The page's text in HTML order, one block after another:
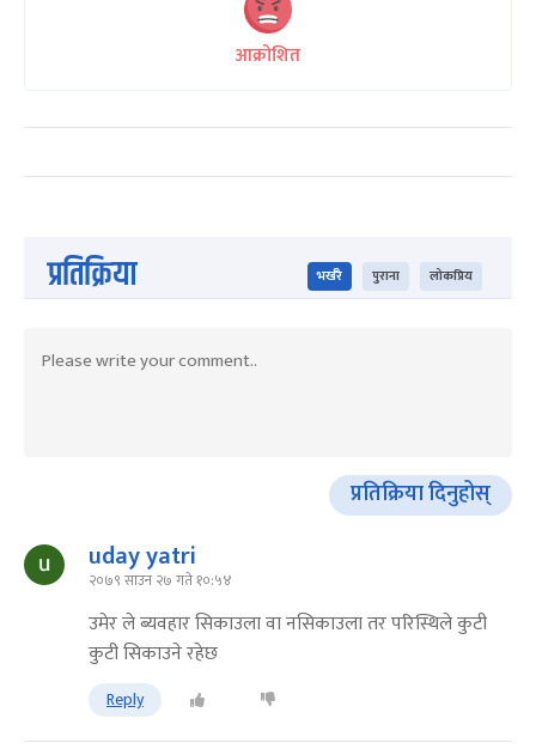
आक्रोशित
प्रतिक्रिया भर्खरै पुराना लोकप्रिय
प्रतिक्रिया दिनुहोस्
uday yatri
२०७९ साउन २७ गते १०:५४
उमेर ले ब्यवहार सिकाउला वा नसिकाउला तर परिस्थिले कुटी
कुटी सिकाउने रहेछ
Reply